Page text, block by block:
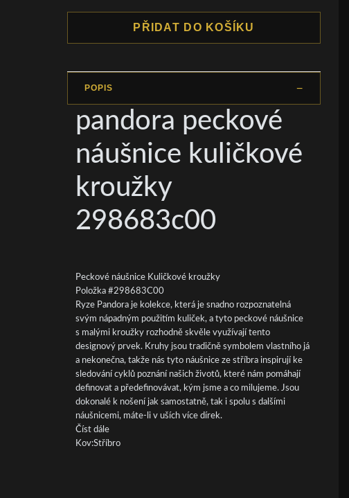
PŘIDAT DO KOŠÍKU
POPIS
pandora peckové
náušnice kuličkové
kroužky
298683c00
Peckové náušnice Kuličkové kroužky
Položka #298683C00
Ryze Pandora je kolekce, která je snadno rozpoznatelná
svým nápadným použitím kuliček, a tyto peckové náušnice
s malými kroužky rozhodně skvěle využívají tento
designový prvek. Kruhy jsou tradičně symbolem vlastního já
a nekonečna, takže nás tyto náušnice ze stříbra inspirují ke
sledování cyklů poznání našich životů, které nám pomáhají
definovat a předefinovávat, kým jsme a co milujeme. Jsou
dokonalé k nošení jak samostatně, tak i spolu s dalšími
náušnicemi, máte-li v uších více dírek.
Číst dále
Kov:Stříbro